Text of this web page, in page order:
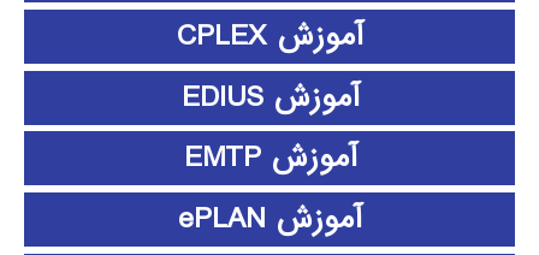
آموزش CPLEX
آموزش EDIUS
آموزش EMTP
آموزش ePLAN